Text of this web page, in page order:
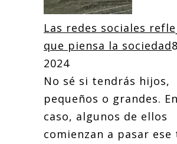
Las redes sociales
que piensa la sociedad
2024
No sé si tendrás hijos,
pequeños o grandes.
caso, algunos de ellos
comienzan a pasar ese